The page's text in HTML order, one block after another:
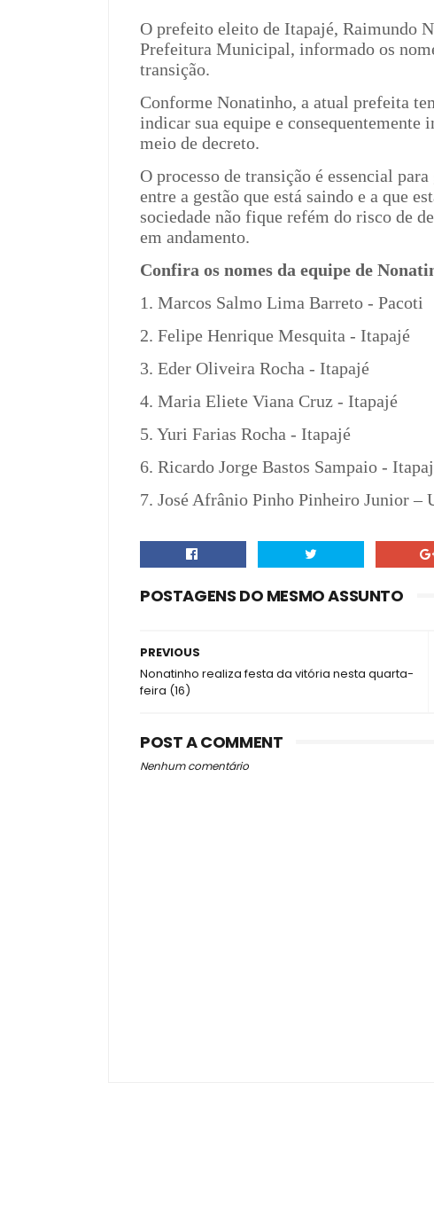
O prefeito eleito de Itapajé, Raimundo
Prefeitura Municipal, informado os
transição.
Conforme Nonatinho, a atual prefeita
indicar sua equipe e consequentemente
meio de decreto.
O processo de transição é essencial
entre a gestão que está saindo e a que
sociedade não fique refém do risco de
em andamento.
Confira os nomes da equipe de
1. Marcos Salmo Lima Barreto - Pacoti
2. Felipe Henrique Mesquita - Itapajé
3. Eder Oliveira Rocha - Itapajé
4. Maria Eliete Viana Cruz - Itapajé
5. Yuri Farias Rocha - Itapajé
6. Ricardo Jorge Bastos Sampaio -
7. José Afrânio Pinho Pinheiro Junior –
POSTAGENS DO MESMO ASSUNTO
PREVIOUS
Nonatinho realiza festa da vitória nesta quarta-
feira (16)
POST A COMMENT
Nenhum comentário